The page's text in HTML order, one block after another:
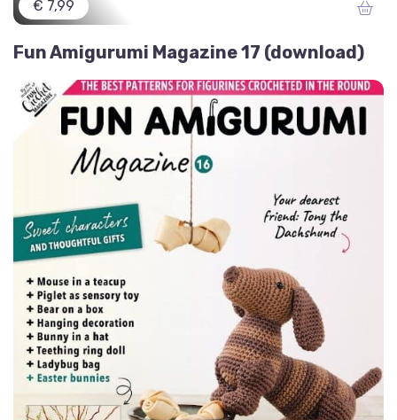
€ 7,99
Fun Amigurumi Magazine 17 (download)